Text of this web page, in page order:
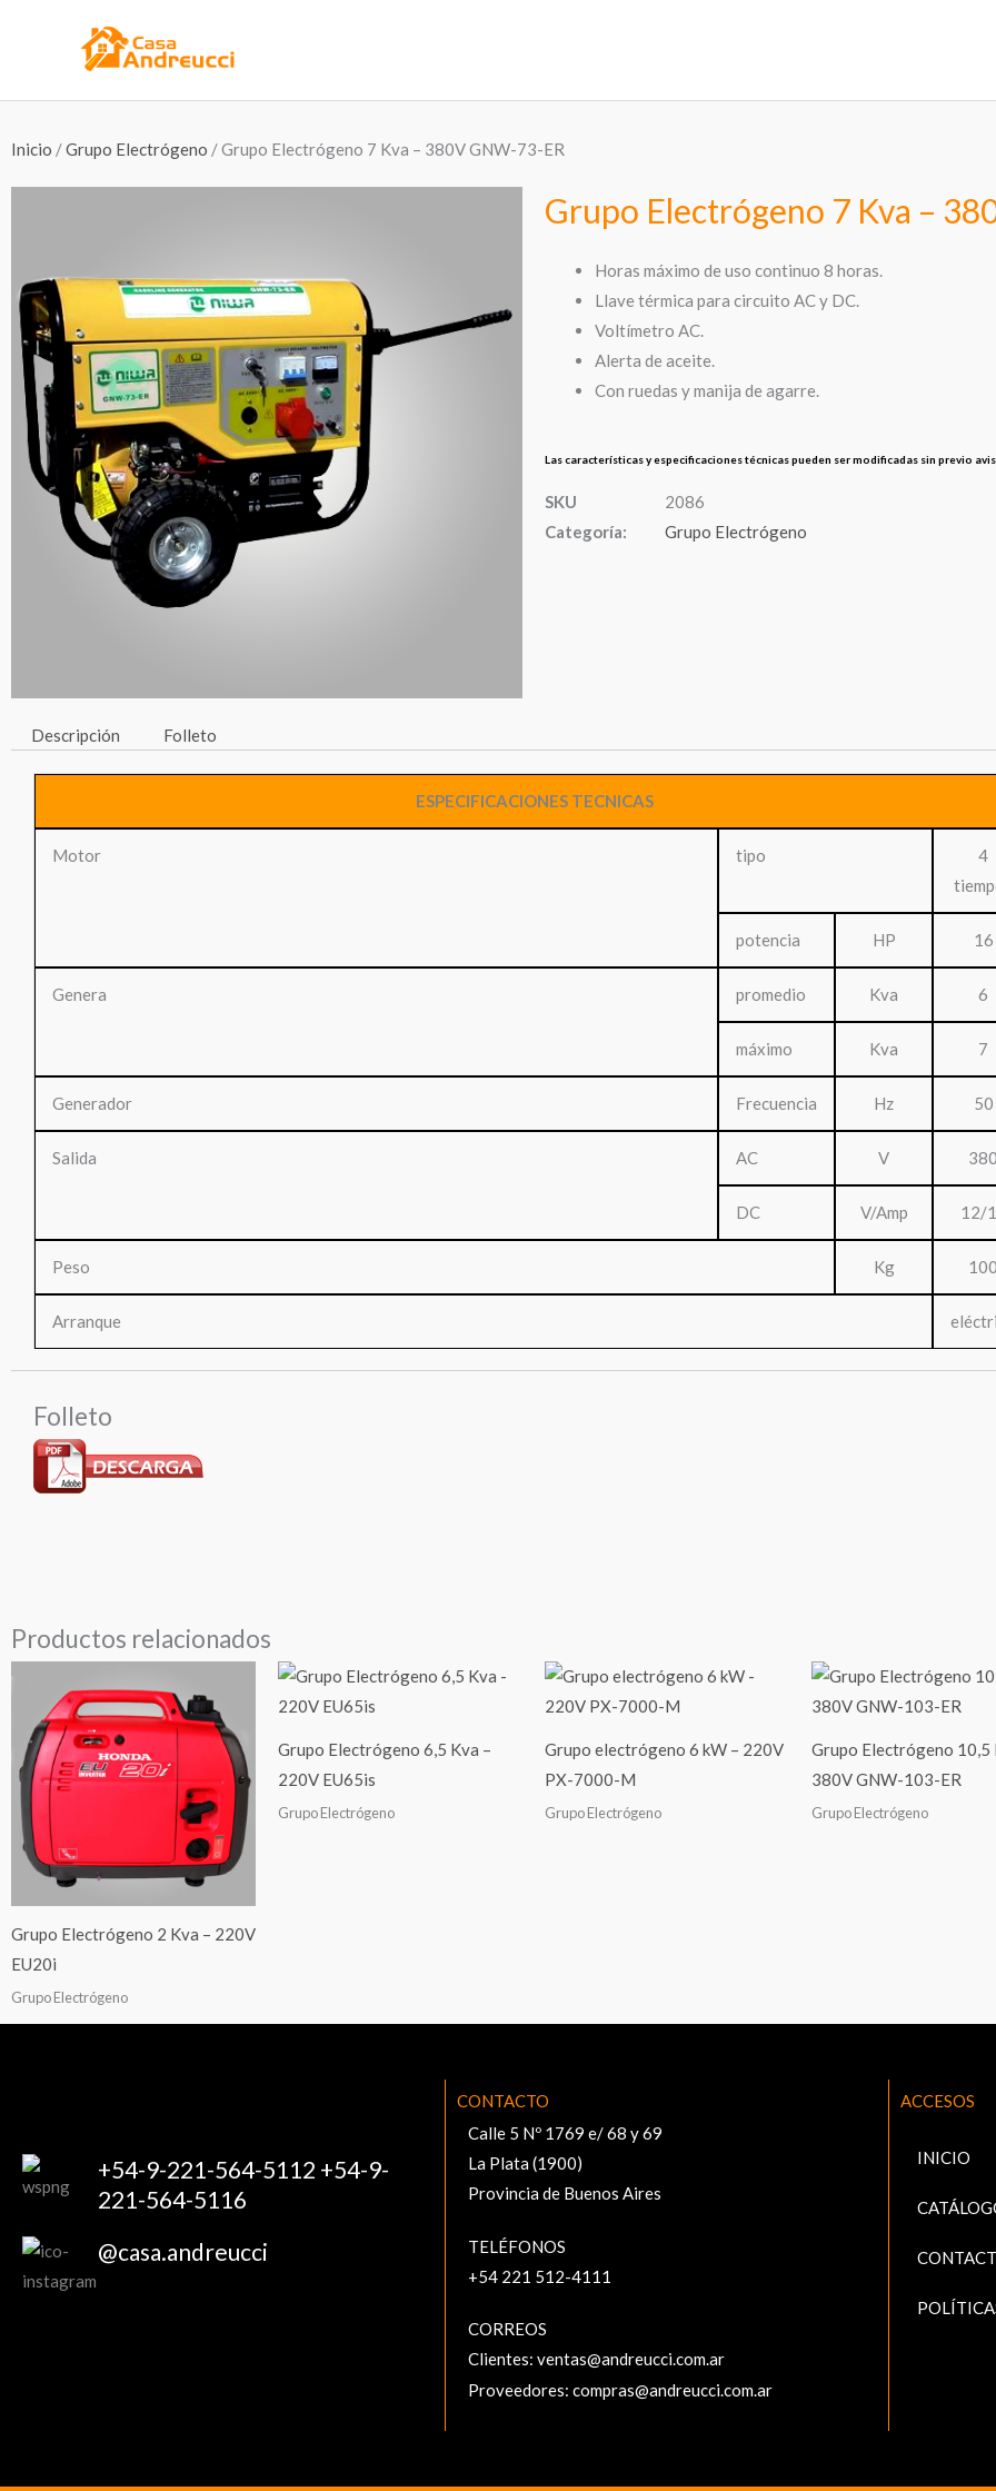
Inicio /Grupo Electrógeno / Grupo Electrógeno 7 Kva – 380V GNW-73-ER
Grupo Electrógeno 7 Kva –
Horas máximo de uso continuo 8 horas.
Llave térmica para circuito AC y DC.
Voltímetro AC.
Alerta de aceite.
Con ruedas y manija de agarre.
Las características y especificaciones técnicas pueden ser modificadas sin previo
SKU
2086
Categoría:
Grupo Electrógeno
Descripción Folleto
ESPECIFICACIONES TECNICAS
Motor tipo
4
potencia HP 16
Genera promedio Kva 6
máximo Kva 7
Generador Frecuencia Hz 50
Salida AC V
DC V/Amp 12/
Peso Kg
Arranque
Folleto
Productos relacionados
Grupo Electrógeno 2 Kva – 220V
EU20i
Grupo Electrógeno
Grupo Electrógeno 6,5 Kva –
220V EU65is
Grupo Electrógeno
Grupo electrógeno 6 kW – 220V
PX-7000-M
Grupo Electrógeno
Grupo Electrógeno 10,5
380V GNW-103-ER
Grupo Electrógeno
+54-9-221-564-5112 +54-9-
221-564-5116
@casa.andreucci
CONTACTO
Calle 5 Nº 1769 e/ 68 y 69
La Plata (1900)
Provincia de Buenos Aires
TELÉFONOS
+54 221 512-4111‬
CORREOS
Clientes: ventas@andreucci.com.ar
Proveedores: compras@andreucci.com.ar
ACCESOS
INICIO